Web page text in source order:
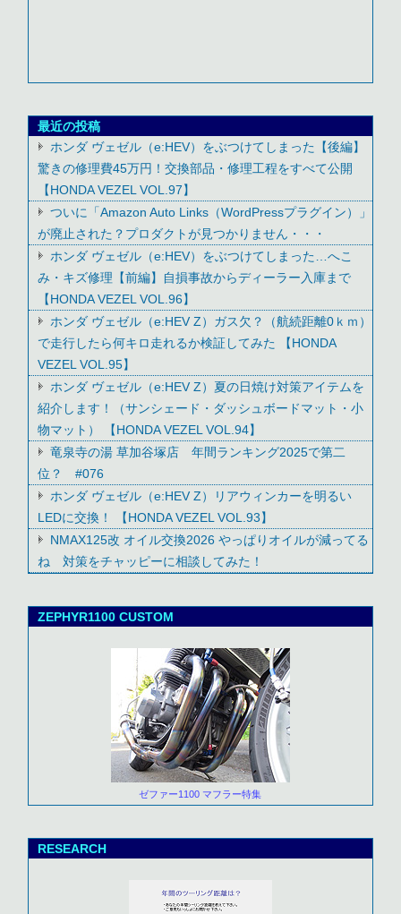
最近の投稿
ホンダ ヴェゼル（e:HEV）をぶつけてしまった【後編】
驚きの修理費45万円！交換部品・修理工程をすべて公開
【HONDA VEZEL VOL.97】
ついに「Amazon Auto Links（WordPressプラグイン）」
が廃止された？プロダクトが見つかりません・・・
ホンダ ヴェゼル（e:HEV）をぶつけてしまった…へこ
み・キズ修理【前編】自損事故からディーラー入庫まで
【HONDA VEZEL VOL.96】
ホンダ ヴェゼル（e:HEV Z）ガス欠？（航続距離0ｋｍ）
で走行したら何キロ走れるか検証してみた 【HONDA
VEZEL VOL.95】
ホンダ ヴェゼル（e:HEV Z）夏の日焼け対策アイテムを
紹介します！（サンシェード・ダッシュボードマット・小
物マット） 【HONDA VEZEL VOL.94】
竜泉寺の湯 草加谷塚店 年間ランキング2025で第二
位？ #076
ホンダ ヴェゼル（e:HEV Z）リアウィンカーを明るい
LEDに交換！ 【HONDA VEZEL VOL.93】
NMAX125改 オイル交換2026 やっぱりオイルが減ってる
ね 対策をチャッピーに相談してみた！
ZEPHYR1100 CUSTOM
ゼファー1100 マフラー特集
RESEARCH